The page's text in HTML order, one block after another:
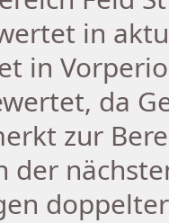
in
in
da
zur
der